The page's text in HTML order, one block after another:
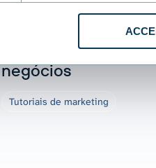
Como usar a
de marketing para
melhores decisões
negócios
Tutoriais de marketing